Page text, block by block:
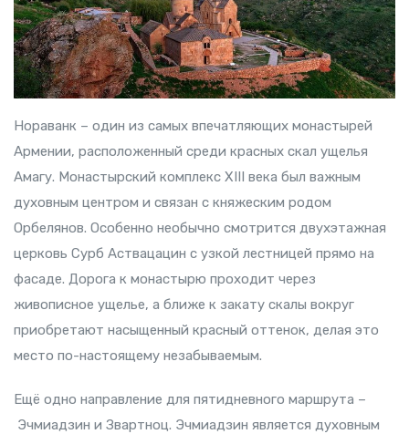
Нораванк – один из самых впечатляющих монастырей
Армении, расположенный среди красных скал ущелья
Амагу. Монастырский комплекс XIII века был важным
духовным центром и связан с княжеским родом
Орбелянов. Особенно необычно смотрится двухэтажная
церковь Сурб Аствацацин с узкой лестницей прямо на
фасаде. Дорога к монастырю проходит через
живописное ущелье, а ближе к закату скалы вокруг
приобретают насыщенный красный оттенок, делая это
место по-настоящему незабываемым.
Ещё одно направление для пятидневного маршрута –
Эчмиадзин и Звартноц. Эчмиадзин является духовным